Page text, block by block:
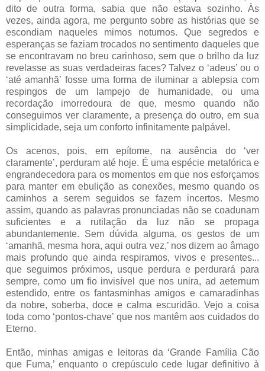
dito de outra forma, sabia que não estava sozinho. Às
vezes, ainda agora, me pergunto sobre as histórias que se
escondiam naqueles mimos noturnos. Que segredos e
esperanças se faziam trocados no sentimento daqueles que
se encontravam no breu carinhoso, sem que o brilho da luz
revelasse as suas verdadeiras faces? Talvez o ‘adeus’ ou o
‘até amanhã’ fosse uma forma de iluminar a ablepsia com
respingos de um lampejo de humanidade, ou uma
recordação imorredoura de que, mesmo quando não
conseguimos ver claramente, a presença do outro, em sua
simplicidade, seja um conforto infinitamente palpável.
Os acenos, pois, em epítome, na ausência do ‘ver
claramente’, perduram até hoje. É uma espécie metafórica e
engrandecedora para os momentos em que nos esforçamos
para manter em ebulição as conexões, mesmo quando os
caminhos a serem seguidos se fazem incertos. Mesmo
assim, quando as palavras pronunciadas não se coadunam
suficientes e a rutilação da luz não se propaga
abundantemente. Sem dúvida alguma, os gestos de um
‘amanhã, mesma hora, aqui outra vez,’ nos dizem ao âmago
mais profundo que ainda respiramos, vivos e presentes...
que seguimos próximos, usque perdura e perdurará para
sempre, como um fio invisível que nos unira, ad aeternum
estendido, entre os fantasminhas amigos e camaradinhas
da nobre, soberba, doce e calma escuridão. Vejo a coisa
toda como ‘pontos-chave’ que nos mantêm aos cuidados do
Eterno.
Então, minhas amigas e leitoras da ‘Grande Família Cão
que Fuma,’ enquanto o crepúsculo cede lugar definitivo à